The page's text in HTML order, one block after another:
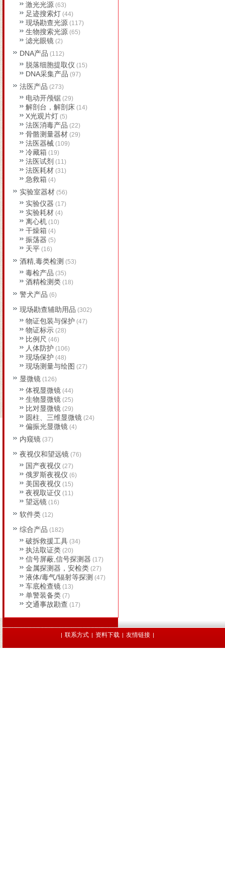
激光光源 (63)
足迹搜索灯 (44)
现场勘查光源 (117)
生物搜索光源 (65)
滤光眼镜 (2)
DNA产品 (112)
脱落细胞提取仪 (15)
DNA采集产品 (97)
法医产品 (273)
电动开颅锯 (29)
解剖台，解剖床 (14)
X光观片灯 (5)
法医消毒产品 (22)
骨骼测量器材 (29)
法医器械 (109)
冷藏箱 (19)
法医试剂 (11)
法医耗材 (31)
急救箱 (4)
实验室器材 (56)
实验仪器 (17)
实验耗材 (4)
离心机 (10)
干燥箱 (4)
振荡器 (5)
天平 (16)
酒精,毒类检测 (53)
毒检产品 (35)
酒精检测类 (18)
警犬产品 (6)
现场勘查辅助用品 (302)
物证包装与保护 (47)
物证标示 (28)
比例尺 (46)
人体防护 (106)
现场保护 (48)
现场测量与绘图 (27)
显微镜 (126)
体视显微镜 (44)
生物显微镜 (25)
比对显微镜 (29)
圆柱、三维显微镜 (24)
偏振光显微镜 (4)
内窥镜 (37)
夜视仪和望远镜 (76)
国产夜视仪 (27)
俄罗斯夜视仪 (6)
美国夜视仪 (15)
夜视取证仪 (11)
望远镜 (16)
软件类 (12)
综合产品 (182)
破拆救援工具 (34)
执法取证类 (20)
信号屏蔽,信号探测器 (17)
金属探测器，安检类 (27)
液体/毒气/辐射等探测 (47)
车底检查镜 (13)
单警装备类 (7)
交通事故勘查 (17)
| 联系方式 | 资料下载 | 友情链接 |